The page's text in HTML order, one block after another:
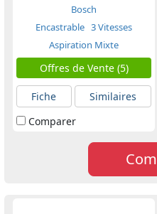
Bosch
Encastrable 3 Vitesses
Aspiration Mixte
Offres de Vente (5)
Fiche
Similaires
Comparer